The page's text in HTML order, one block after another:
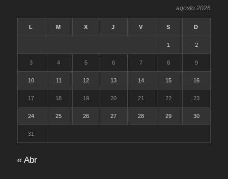
agosto 2026
L M X J V S D
1 2
3 4 5 6 7 8 9
10 11 12 13 14 15 16
17 18 19 20 21 22 23
24 25 26 27 28 29 30
31
« Abr